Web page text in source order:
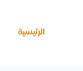
الرئيسية